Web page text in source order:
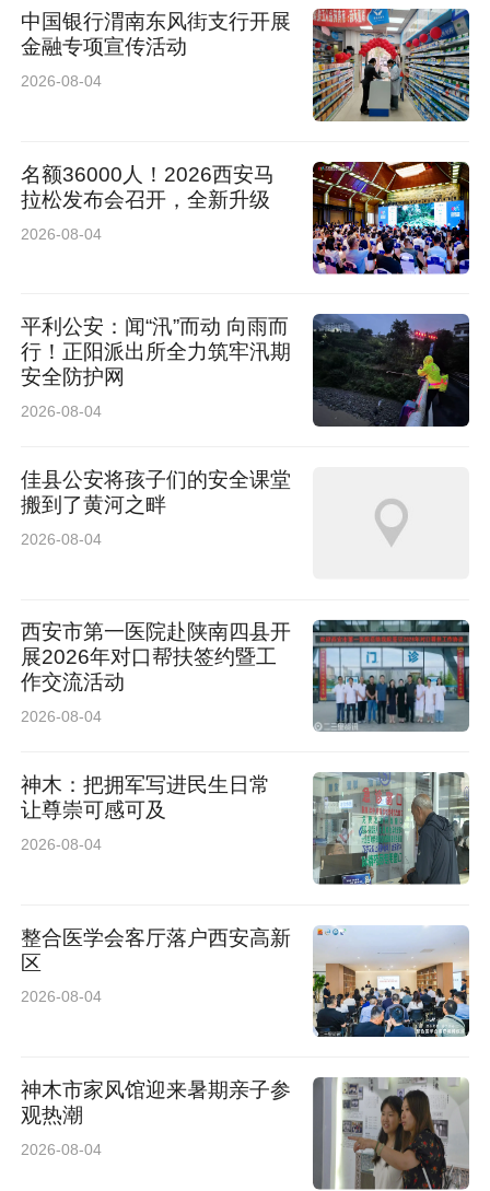
深耕西北 开启长安纯电新征程
新品进军西北市场的重磅亮相，也是吉利银河深
耕西安市场、贴近用户需求、共建高品质出行生
态的重要一步。凭借西安优越的区位与文旅优
势，以及吉利银河在新能源技术、智能座舱、整
车安全上的硬核实力，品牌将打造都市纯电出行
此次西安上市落地，还进一步完善了吉利银河的
全国市场布局，助力西北新能源出行升级。未
来，品牌将持续以优质产品与贴心服务深耕西
北，陪伴用户驰骋山河，尽享舒适安心的高端纯
电出行之旅。
中国银行渭南东风街支行开展
金融专项宣传活动
2026-08-04
名额36000人！2026西安马
拉松发布会召开，全新升级
2026-08-04
平利公安：闻“汛”而动 向雨而
行！正阳派出所全力筑牢汛期
安全防护网
2026-08-04
佳县公安将孩子们的安全课堂
搬到了黄河之畔
2026-08-04
西安市第一医院赴陕南四县开
展2026年对口帮扶签约暨工
作交流活动
2026-08-04
神木：把拥军写进民生日常
让尊崇可感可及
2026-08-04
整合医学会客厅落户西安高新
区
2026-08-04
神木市家风馆迎来暑期亲子参
观热潮
2026-08-04